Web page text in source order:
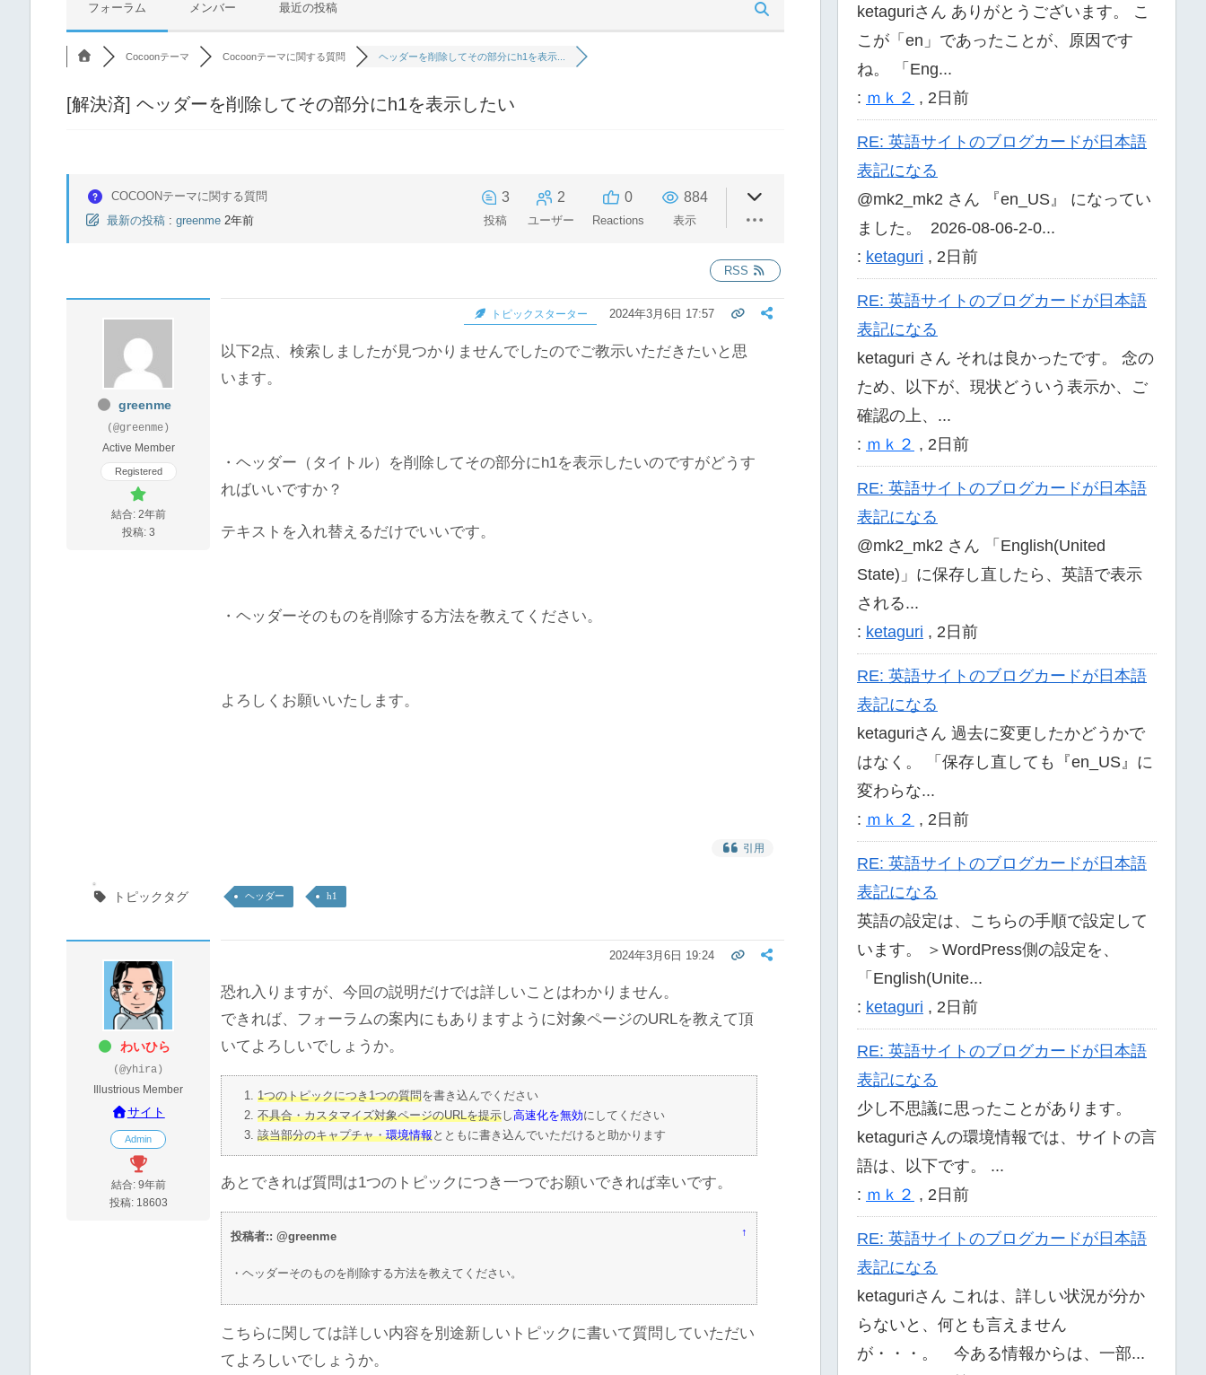
フォーラム メンバー 最近の投稿
Cocoonテーマ Cocoonテーマに関する質問 ヘッダーを削除してその部分にh1を表示...
[解決済] ヘッダーを削除してその部分にh1を表示したい
COCOONテーマに関する質問
最新の投稿 : greenme 2年前
3
投稿
2
ユーザー
0
Reactions
884
表示
RSS
greenme
(@greenme)
Active Member
Registered
結合: 2年前
投稿: 3
トピックスターター 2024年3月6日 17:57
以下2点、検索しましたが見つかりませんでしたのでご教示いただきたいと思
います。
・ヘッダー（タイトル）を削除してその部分にh1を表示したいのですがどうす
ればいいですか？
テキストを入れ替えるだけでいいです。
・ヘッダーそのものを削除する方法を教えてください。
よろしくお願いいたします。
引用
トピックタグ ヘッダー h1
わいひら
(@yhira)
Illustrious Member
サイト
Admin
結合: 9年前
投稿: 18603
2024年3月6日 19:24
恐れ入りますが、今回の説明だけでは詳しいことはわかりません。
できれば、フォーラムの案内にもありますように対象ページのURLを教えて頂
いてよろしいでしょうか。
1つのトピックにつき1つの質問を書き込んでください
不具合・カスタマイズ対象ページのURLを提示 し高速化を無効にしてください
該当部分のキャプチャ・環境情報とともに書き込んでいただけると助かります
あとできれば質問は1つのトピックにつき一つでお願いできれば幸いです。
投稿者:: @greenme ↑
・ヘッダーそのものを削除する方法を教えてください。
こちらに関しては詳しい内容を別途新しいトピックに書いて質問していただい
てよろしいでしょうか。
ketaguriさん ありがとうございます。 こ
こが「en」であったことが、原因です
ね。 「Eng...
: ｍｋ２ , 2日前
RE: 英語サイトのブログカードが日本語
表記になる
@mk2_mk2 さん 『en_US』 になってい
ました。 2026-08-06-2-0...
: ketaguri , 2日前
RE: 英語サイトのブログカードが日本語
表記になる
ketaguri さん それは良かったです。 念の
ため、以下が、現状どういう表示か、ご
確認の上、...
: ｍｋ２ , 2日前
RE: 英語サイトのブログカードが日本語
表記になる
@mk2_mk2 さん 「English(United
State)」に保存し直したら、英語で表示
される...
: ketaguri , 2日前
RE: 英語サイトのブログカードが日本語
表記になる
ketaguriさん 過去に変更したかどうかで
はなく。 「保存し直しても『en_US』に
変わらな...
: ｍｋ２ , 2日前
RE: 英語サイトのブログカードが日本語
表記になる
英語の設定は、こちらの手順で設定して
います。 ＞WordPress側の設定を、
「English(Unite...
: ketaguri , 2日前
RE: 英語サイトのブログカードが日本語
表記になる
少し不思議に思ったことがあります。
ketaguriさんの環境情報では、サイトの言
語は、以下です。 ...
: ｍｋ２ , 2日前
RE: 英語サイトのブログカードが日本語
表記になる
ketaguriさん これは、詳しい状況が分か
らないと、何とも言えません
が・・・。 今ある情報からは、一部...